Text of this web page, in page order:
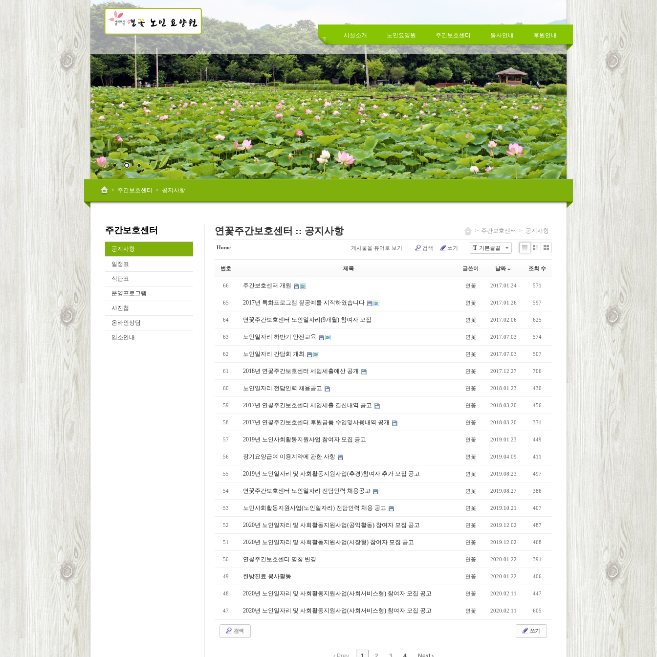
시설소개 노인요양원 주간보호센터 봉사안내 후원안내
> 주간보호센터 > 공지사항
연꽃주간보호센터 :: 공지사항 > 주간보호센터 > 공지사항
Home T 기본글꼴
게시물을 뷰어로 보기 검색 쓰기
ListZineGallery
번호 제목 글쓴이 날짜 조회 수
66 주간보호센터 개원 연꽃 2017.01.24 571
65 2017년 특화프로그램 짚공예를 시작하였습니다 연꽃 2017.01.26 597
64 연꽃주간보호센터 노인일자리(9개월) 참여자 모집 연꽃 2017.02.06 625
63 노인일자리 하반기 안전교육 연꽃 2017.07.03 574
62 노인일자리 간담회 개최 연꽃 2017.07.03 507
61 2018년 연꽃주간보호센터 세입세출예산 공개 연꽃 2017.12.27 706
60 노인일자리 전담인력 채용공고 연꽃 2018.01.23 430
59 2017년 연꽃주간보호센터 세입세출 결산내역 공고 연꽃 2018.03.20 456
58 2017년 연꽃주간보호센터 후원금품 수입및사용내역 공개 연꽃 2018.03.20 371
57 2019년 노인사회활동지원사업 참여자 모집 공고 연꽃 2019.01.23 449
56 장기요양급여 이용계약에 관한 사항 연꽃 2019.04.09 411
55 2019년 노인일자리 및 사회활동지원사업(추경)참여자 추가 모집 공고 연꽃 2019.08.23 497
54 연꽃주간보호센터 노인일자리 전담인력 채용공고 연꽃 2019.08.27 386
53 노인사회활동지원사업(노인일자리) 전담인력 채용 공고 연꽃 2019.10.21 407
52 2020년 노인일자리 및 사회활동지원사업(공익활동) 참여자 모집 공고 연꽃 2019.12.02 487
51 2020년 노인일자리 및 사회활동지원사업(시장형) 참여자 모집 공고 연꽃 2019.12.02 468
50 연꽃주간보호센터 명칭 변경 연꽃 2020.01.22 391
49 한방진료 봉사활동 연꽃 2020.01.22 406
48 2020년 노인일자리 및 사회활동지원사업(사회서비스형) 참여자 모집 공고 연꽃 2020.02.11 447
47 2020년 노인일자리 및 사회활동지원사업(사회서비스형) 참여자 모집 공고 연꽃 2020.02.11 605
검색 쓰기
주간보호센터
공지사항
일정표
식단표
운영프로그램
사진첩
온라인상담
입소안내
Sketchbook5, 스케치북5
Sketchbook5, 스케치북5
Sketchbook5, 스케치북5
Sketchbook5, 스케치북5